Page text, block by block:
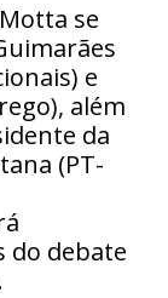
se
e
além
da
(PT-
do debate